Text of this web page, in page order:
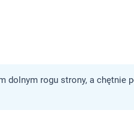
dolnym rogu strony, a chętnie